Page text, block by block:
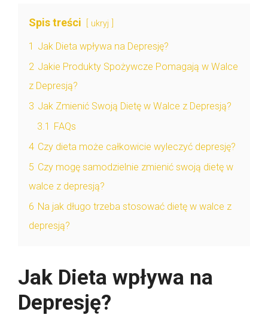
Spis treści ukryj
1 Jak Dieta wpływa na Depresję?
2 Jakie Produkty Spożywcze Pomagają w Walce
z Depresją?
3 Jak Zmienić Swoją Dietę w Walce z Depresją?
3.1
FAQs
4 Czy dieta może całkowicie wyleczyć depresję?
5 Czy mogę samodzielnie zmienić swoją dietę w
walce z depresją?
6 Na jak długo trzeba stosować dietę w walce z
depresją?
Jak Dieta wpływa na
Depresję?